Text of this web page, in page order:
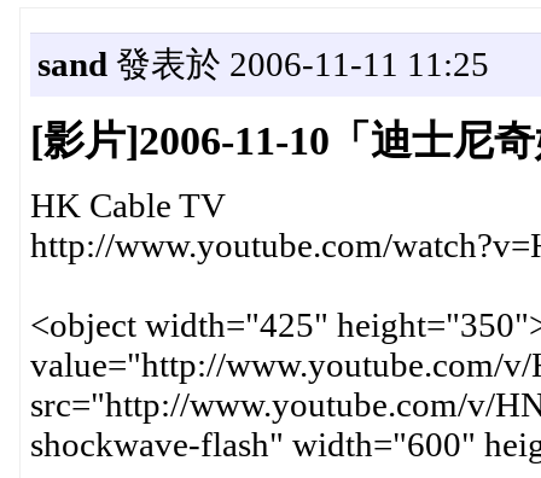
sand 發表於 2006-11-11 11:25
[影片]2006-11-10「迪士尼
HK Cable TV
http://www.youtube.com/
<object width="425"
value="http://www.youtube.com/
src="http://www.youtube.com/v/
shockwave-flash" width="600"